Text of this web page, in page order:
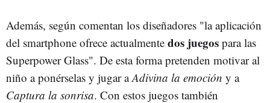
Además, según comentan los diseñadores "la aplicación
del smartphone ofrece actualmente dos juegos para las
Superpower Glass". De esta forma pretenden motivar al
niño a ponérselas y jugar aAdivina la emoción y a
Captura la sonrisa. Con estos juegos también